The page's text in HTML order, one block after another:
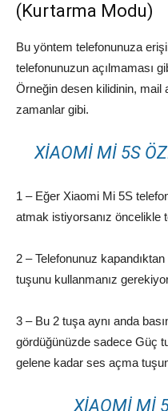
(Kurtarma Modu)
Bu yöntem telefonunuza
telefonunuzun açılmaması
Örneğin desen kilidinin, mail
zamanlar gibi.
XIAOMI MI 5S
1 – Eğer Xiaomi Mi 5S
atmak istiyorsanız öncelikle
2 – Telefonunuz
tuşunu kullanmanız
3 – Bu 2 tuşa aynı anda
gördüğünüzde sadece Güç
gelene kadar ses açma
XIAOMI MI